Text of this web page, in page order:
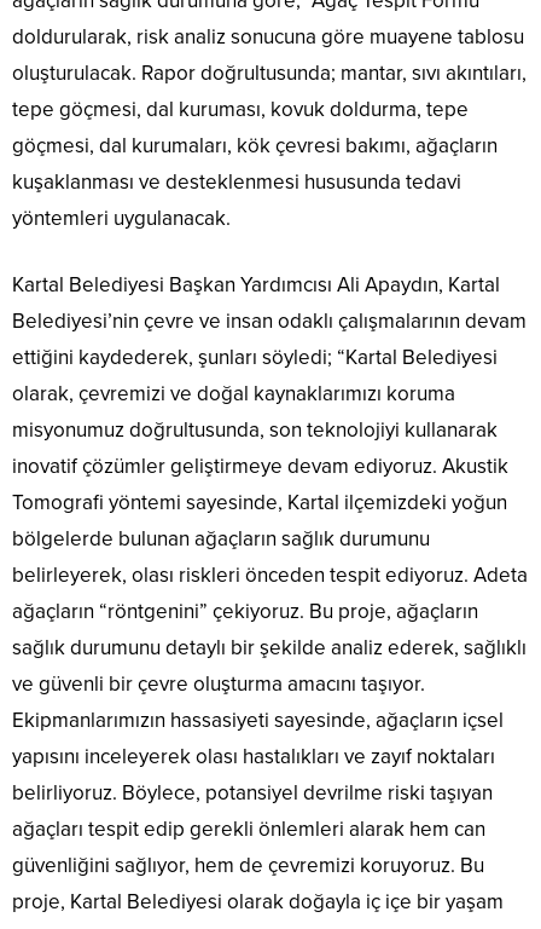
doldurularak, risk analiz sonucuna göre muayene tablosu
oluşturulacak. Rapor doğrultusunda; mantar, sıvı akıntıları,
tepe göçmesi, dal kuruması, kovuk doldurma, tepe
göçmesi, dal kurumaları, kök çevresi bakımı, ağaçların
kuşaklanması ve desteklenmesi hususunda tedavi
yöntemleri uygulanacak.
Kartal Belediyesi Başkan Yardımcısı Ali Apaydın, Kartal
Belediyesi’nin çevre ve insan odaklı çalışmalarının devam
ettiğini kaydederek, şunları söyledi; “Kartal Belediyesi
olarak, çevremizi ve doğal kaynaklarımızı koruma
misyonumuz doğrultusunda, son teknolojiyi kullanarak
inovatif çözümler geliştirmeye devam ediyoruz. Akustik
Tomografi yöntemi sayesinde, Kartal ilçemizdeki yoğun
bölgelerde bulunan ağaçların sağlık durumunu
belirleyerek, olası riskleri önceden tespit ediyoruz. Adeta
ağaçların “röntgenini” çekiyoruz. Bu proje, ağaçların
sağlık durumunu detaylı bir şekilde analiz ederek, sağlıklı
ve güvenli bir çevre oluşturma amacını taşıyor.
Ekipmanlarımızın hassasiyeti sayesinde, ağaçların içsel
yapısını inceleyerek olası hastalıkları ve zayıf noktaları
belirliyoruz. Böylece, potansiyel devrilme riski taşıyan
ağaçları tespit edip gerekli önlemleri alarak hem can
güvenliğini sağlıyor, hem de çevremizi koruyoruz. Bu
proje, Kartal Belediyesi olarak doğayla iç içe bir yaşam